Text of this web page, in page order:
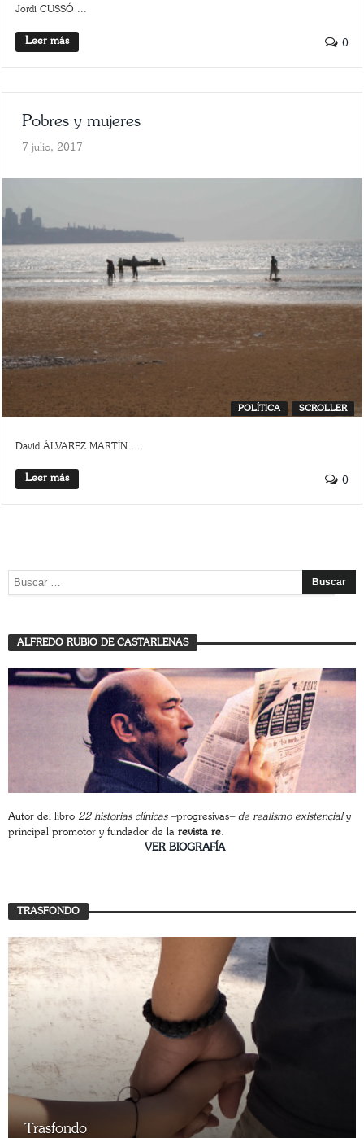
Jordi CUSSÓ ...
Leer más 0
Pobres y mujeres
7 julio, 2017
POLÍTICA SCROLLER
David ÁLVAREZ MARTÍN ...
Leer más 0
ALFREDO RUBIO DE CASTARLENAS
Autor del libro 22 historias clínicas –progresivas– de realismo existencialy
principal promotor y fundador de la revista re.
VER BIOGRAFÍA
TRASFONDO
Trasfondo